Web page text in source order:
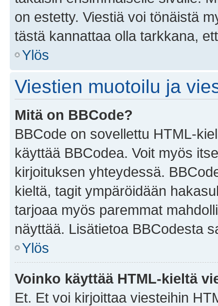
on estetty. Viestiä voi tönäistä
tästä kannattaa olla tarkkana,
Ylös
Viestien muotoilu ja
Mitä on BBCode?
BBCode on sovellettu HTML-
käyttää BBCodea. Voit myös
kirjoituksen yhteydessä.
kieltä, tagit ympäröidään
tarjoaa myös paremmat
näyttää. Lisätietoa BBCodesta
Ylös
Voinko käyttää HTML-kieltä
Et. Et voi kirjoittaa viesteihin